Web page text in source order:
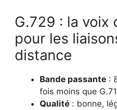
G.729 : la voix
pour les
distance
Bande passante :
fois moins que
Qualité : bonne,